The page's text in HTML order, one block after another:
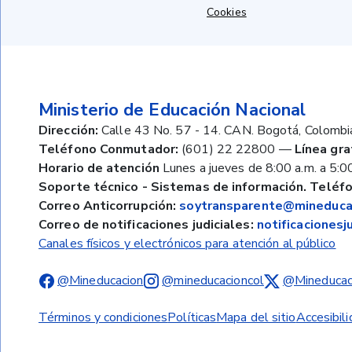
Cookies
Ministerio de Educación Nacional
Dirección: Calle 43 No. 57 - 14. CAN. Bogotá,
Teléfono Conmutador: (601) 22 22800 — Línea
Horario de atención Lunes a jueves de 8:00 a.m. a
Soporte técnico - Sistemas de información.
Correo Anticorrupción:
Correo de notificaciones judiciales:
Canales físicos y electrónicos para atención al público
@Mineducacion @mineducacioncol
Términos y condicionesPolíticasMapa del sitio